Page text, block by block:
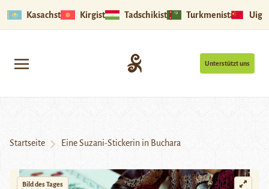
Kasachstan Kirgistan Tadschikistan Turkmenistan
Unterstützt uns
Startseite Eine Suzani-Stickerin in Buchara
Bild des Tages